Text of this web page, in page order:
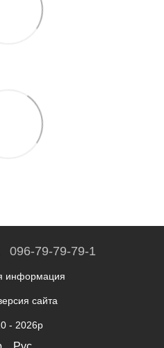
096-79-79-79-1
информация
сайта
- 2026р